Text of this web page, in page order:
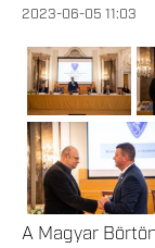
2023-06-05 11:03
A Magyar